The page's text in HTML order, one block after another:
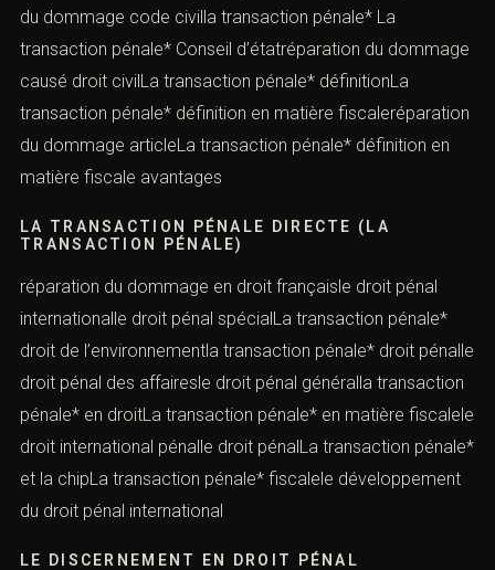
du dommage code civilla transaction pénale* La
transaction pénale* Conseil d’étatréparation du dommage
causé droit civilLa transaction pénale* définitionLa
transaction pénale* définition en matière fiscaleréparation
du dommage articleLa transaction pénale* définition en
matière fiscale avantages
LA TRANSACTION PÉNALE DIRECTE (LA
TRANSACTION PÉNALE)
réparation du dommage en droit françaisle droit pénal
internationalle droit pénal spécialLa transaction pénale*
droit de l’environnementla transaction pénale* droit pénalle
droit pénal des affairesle droit pénal généralla transaction
pénale* en droitLa transaction pénale* en matière fiscalele
droit international pénalle droit pénalLa transaction pénale*
et la chipLa transaction pénale* fiscalele développement
du droit pénal international
LE DISCERNEMENT EN DROIT PÉNAL